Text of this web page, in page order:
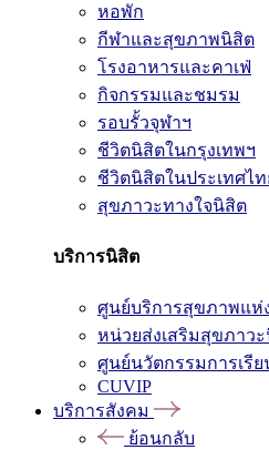
หอพัก
กีฬาและสุขภาพนิสิต
โรงอาหารและคาเฟ่
กิจกรรมและชมรม
รอบรั้วจุฬาฯ
ชีวิตนิสิตในกรุงเทพฯ
ชีวิตนิสิตในประเทศไท
สุขภาวะทางใจนิสิต
บริการนิสิต
ศูนย์บริการสุขภาพแห่
หน่วยส่งเสริมสุขภาว
ศูนย์นวัตกรรมการเรีย
CUVIP
บริการสังคม
ย้อนกลับ